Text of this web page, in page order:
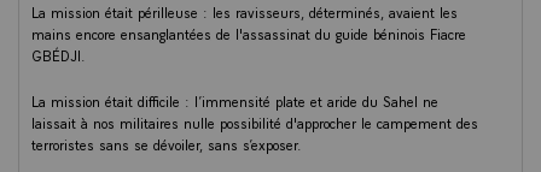
La mission était périlleuse : les ravisseurs, déterminés, avaient les
mains encore ensanglantées de l'assassinat du guide béninois Fiacre
GBÉDJI.
La mission était difficile : l’immensité plate et aride du Sahel ne
laissait à nos militaires nulle possibilité d'approcher le campement des
terroristes sans se dévoiler, sans s’exposer.